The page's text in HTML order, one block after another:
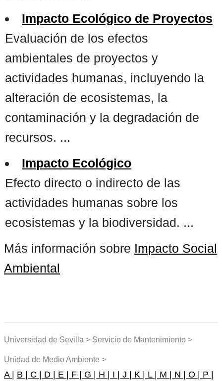
Impacto Ecológico de Proyectos
Evaluación de los efectos
ambientales de proyectos y
actividades humanas, incluyendo la
alteración de ecosistemas, la
contaminación y la degradación de
recursos. ...
Impacto Ecológico
Efecto directo o indirecto de las
actividades humanas sobre los
ecosistemas y la biodiversidad. ...
Más información sobre Impacto Social
Ambiental
Universidad de Sevilla > Servicio de Mantenimiento >
Unidad de Medio Ambiente >
A | B | C | D | E | F | G | H | I | J | K | L | M | N | O | P |